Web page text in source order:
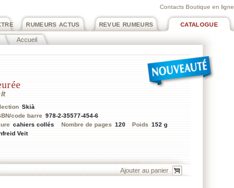
Contacts Boutique en ligne
CATALOGUE
REVUE RUMEURS
RUMEURS ACTUS
Accueil
Skià
code barre 978-2-35577-454-6
cahiers collés Nombre de pages 120 Poids 152 g
Veit